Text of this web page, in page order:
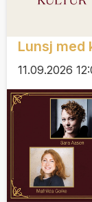
Lunsj med
11.09.2026